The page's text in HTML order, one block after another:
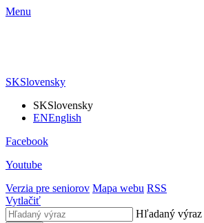
Menu
SKSlovensky
SKSlovensky
ENEnglish
Facebook
Youtube
Verzia pre seniorov Mapa webu RSS
Vytlačiť
Hľadaný výraz